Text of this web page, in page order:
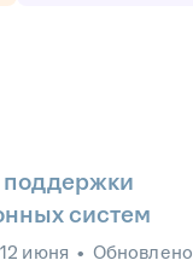
поддержки
систем
12 июня • Обновлено